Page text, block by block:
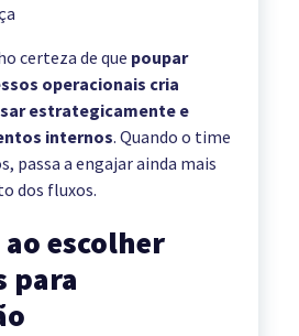
certeza de que poupar
operacionais cria
estrategicamente e
internos. Quando o time
passa a engajar ainda mais
dos fluxos.
escolher
para